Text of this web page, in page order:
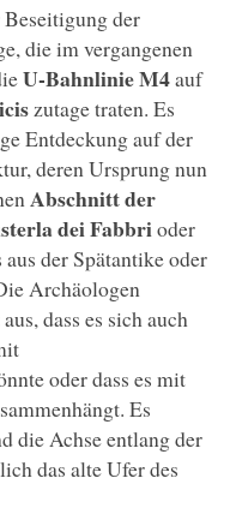
der
die im vergangenen
U-Bahnlinie M4auf
zutage traten. Es
Entdeckung auf der
deren Ursprung nun
Abschnitt der
dei Fabbrioder
der Spätantike oder
Archäologen
dass es sich auch
oder dass es mit
Es
die Achse entlang der
das alte Ufer des